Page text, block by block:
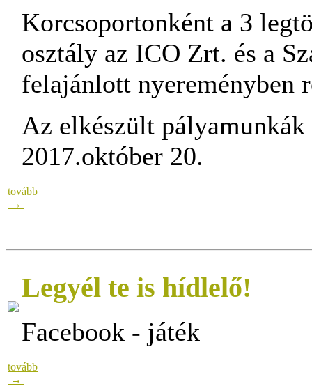
Korcsoportonként a 3
osztály az ICO Zrt. és a
felajánlott nyereményben
Az elkészült
2017.október 20.
tovább
→
Legyél te is hídlelő!
Facebook - játék
tovább
→